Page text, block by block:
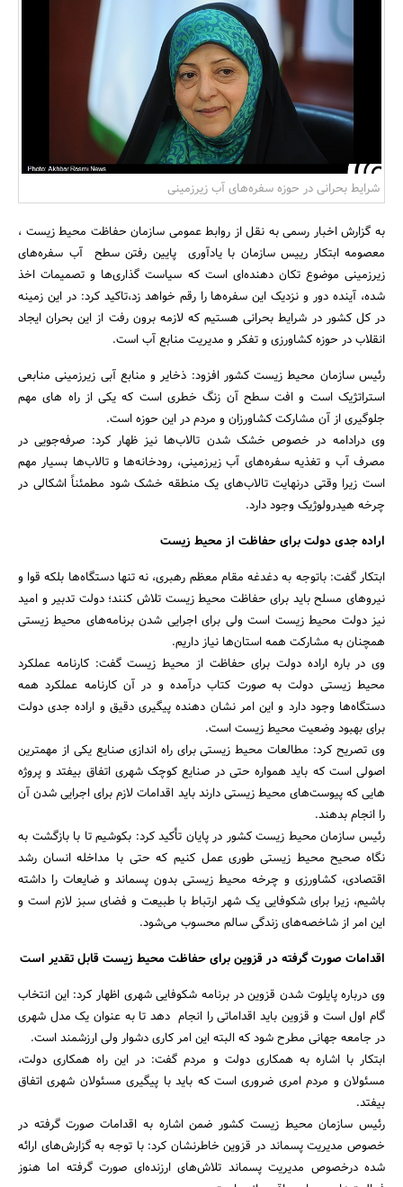
بانک، بیمه و سرمایه
مسکن و ساختمان
جستجو
شرایط بحرانی در حوزه سفره‌های آب زیرزمینی
به گزارش اخبار رسمی به نقل از روابط عمومی سازمان حفاظت محیط زیست ،
معصومه ابتکار رییس سازمان با یادآوری پایین رفتن سطح آب سفره‌های
زیرزمینی موضوع تکان دهنده‌ای است که سیاست گذاری‌ها و تصمیمات اخذ
شده،‌ آینده دور و نزدیک این سفره‌ها را رقم خواهد زد،تاکید کرد: در این زمینه
در کل کشور در شرایط بحرانی هستیم که لازمه برون رفت از این بحران ایجاد
انقلاب در حوزه کشاورزی و تفکر و مدیریت منابع آب است.
رئیس سازمان محیط زیست کشور افزود: ذخایر و منابع آبی زیرزمینی منابعی
استراتژیک است و افت سطح آن زنگ خطری است که یکی از راه های مهم
جلوگیری از آن مشارکت کشاورزان و مردم در این حوزه است.
وی درادامه در خصوص خشک شدن تالاب‌ها نیز ظهار کرد: صرفه‌جویی در
مصرف آب و تغذیه سفره‌های آب زیرزمینی،‌ رودخانه‌ها و تالاب‌ها بسیار مهم
است زیرا وقتی درنهایت تالاب‌های یک منطقه خشک شود مطمئناً‌ اشکالی در
چرخه هیدرولوژیک وجود دارد.
اراده جدی دولت برای حفاظت از محیط زیست
ابتکار گفت: باتوجه به دغدغه مقام معظم رهبری، نه تنها دستگاه‌ها بلکه قوا و
نیروهای مسلح باید برای حفاظت محیط زیست تلاش کنند؛‌ دولت تدبیر و امید
نیز دولت محیط زیست است ولی برای اجرایی شدن برنامه‌های محیط زیستی
همچنان به مشارکت همه استان‌ها نیاز داریم.
وی در باره اراده دولت برای حفاظت از محیط زیست گفت: کارنامه عملکرد
محیط زیستی دولت به صورت کتاب درآمده و در آن کارنامه عملکرد همه
دستگاه‌ها وجود دارد و این امر نشان دهنده پیگیری دقیق و اراده جدی دولت
برای بهبود وضعیت محیط زیست است.
وی تصریح کرد: مطالعات محیط زیستی برای راه اندازی صنایع یکی از مهمترین
اصولی است که باید همواره حتی در صنایع کوچک شهری اتفاق بیفتد ‌و پروژه
هایی که پیوست‌های محیط زیستی دارند باید اقدامات لازم برای اجرایی شدن آن
را انجام بدهند.
رئیس سازمان محیط زیست کشور در پایان تأکید کرد: بکوشیم تا با بازگشت به
نگاه صحیح محیط زیستی طوری عمل کنیم که حتی با مداخله انسان رشد
اقتصادی، کشاورزی و چرخه محیط زیستی بدون پسماند و ضایعات را داشته
باشیم،‌ زیرا برای شکوفایی یک شهر ارتباط با طبیعت و فضای سبز لازم است و
این امر از شاخصه‌های زندگی سالم محسوب می‌شود.
اقدامات صورت گرفته در قزوین برای حفاظت محیط زیست قابل تقدیر است
وی درباره پایلوت شدن قزوین در برنامه شکوفایی شهری اظهار کرد: این انتخاب
گام اول است و قزوین باید اقداماتی را انجام دهد تا به عنوان یک مدل شهری
در جامعه جهانی مطرح شود که البته این امر کاری دشوار ولی ارزشمند است.
ابتکار با اشاره به همکاری دولت و مردم گفت: در این راه همکاری دولت،‌
مسئولان و مردم امری ضروری است که باید با پیگیری مسئولان شهری اتفاق
بیفتد.
رئیس سازمان محیط زیست کشور ضمن اشاره به اقدامات صورت گرفته در
خصوص مدیریت پسماند در قزوین خاطرنشان کرد: با توجه به گزارش‌های ارائه
شده درخصوص مدیریت پسماند تلاش‌های ارزنده‌ای صورت گرفته اما هنوز